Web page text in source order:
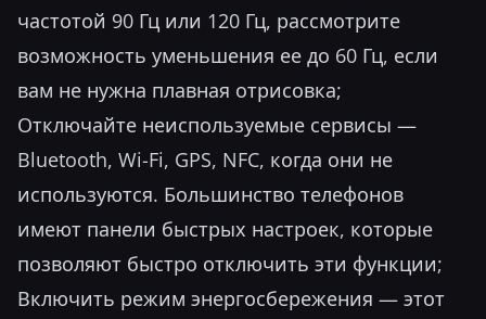
частотой 90 Гц или 120 Гц, рассмотрите
возможность уменьшения ее до 60 Гц, если
вам не нужна плавная отрисовка;
Отключайте неиспользуемые сервисы —
Bluetooth, Wi-Fi, GPS, NFC, когда они не
используются. Большинство телефонов
имеют панели быстрых настроек, которые
позволяют быстро отключить эти функции;
Включить режим энергосбережения — этот